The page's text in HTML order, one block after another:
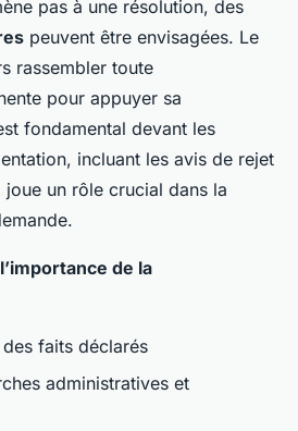
pas à une résolution, des
peuvent être envisagées. Le
rassembler toute
pour appuyer sa
fondamental devant les
incluant les avis de rejet
un rôle crucial dans la
de la
faits déclarés
administratives et